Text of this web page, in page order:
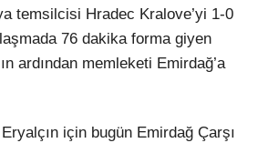
temsilcisi Hradec Kralove’yi 1-0
76 dakika forma giyen
ardından memleketi Emirdağ’a
için bugün Emirdağ Çarşı